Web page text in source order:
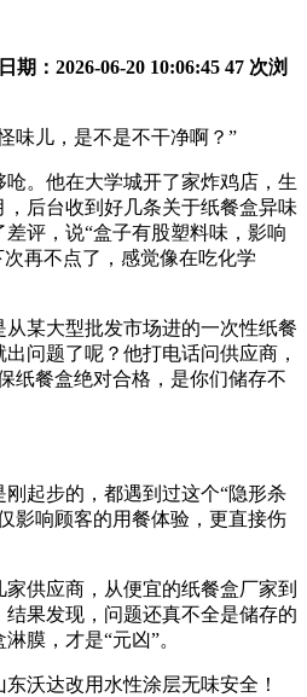
期：2026-06-20 10:06:45 47 次浏
味儿，是不是不干净啊？”
。他在大学城开了家炸鸡店，生
后台收到好几条关于纸餐盒异味
评，说“盒子有股塑料味，影响
再不点了，感觉像在吃化学
某大型批发市场进的一次性纸餐
问题了呢？他打电话问供应商，
纸餐盒绝对合格，是你们储存不
起步的，都遇到过这个“隐形杀
响顾客的用餐体验，更直接伤
供应商，从便宜的纸餐盒厂家到
果发现，问题还真不全是储存的
膜，才是“元凶”。